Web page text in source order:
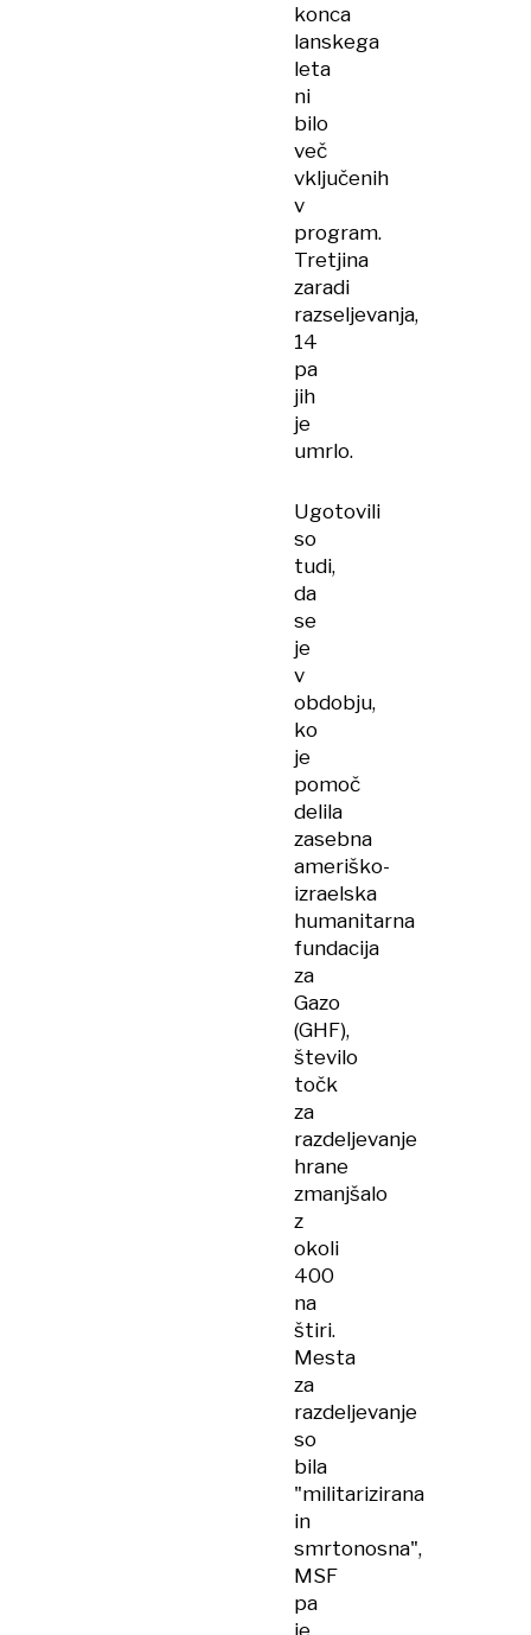
konca
lanskega
leta
ni
bilo
več
vključenih
v
program.
Tretjina
zaradi
razseljevanja,
14
pa
jih
je
umrlo.
Ugotovili
so
tudi,
da
se
je
v
obdobju,
ko
je
pomoč
delila
zasebna
ameriško-
izraelska
humanitarna
fundacija
za
Gazo
(GHF),
število
točk
za
razdeljevanje
hrane
zmanjšalo
z
okoli
400
na
štiri.
Mesta
za
razdeljevanje
so
bila
"militarizirana
in
smrtonosna",
MSF
pa
je